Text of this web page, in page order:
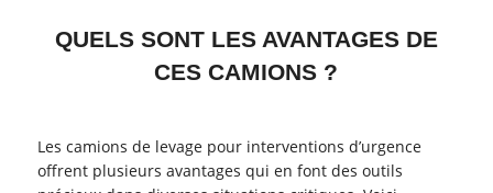
QUELS SONT LES AVANTAGES DE
CES CAMIONS ?
Les camions de levage pour interventions d’urgence
offrent plusieurs avantages qui en font des outils